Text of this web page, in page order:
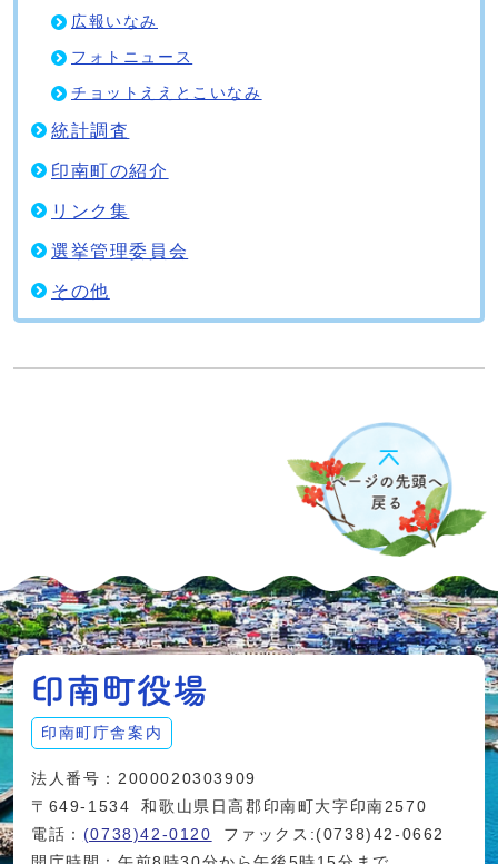
広報いなみ
フォトニュース
チョットええとこいなみ
統計調査
印南町の紹介
リンク集
選挙管理委員会
その他
印南町庁舎案内
法人番号：2000020303909
〒649-1534
和歌山県日高郡印南町大字印南2570
電話： (0738)42-0120
ファックス:(0738)42-0662